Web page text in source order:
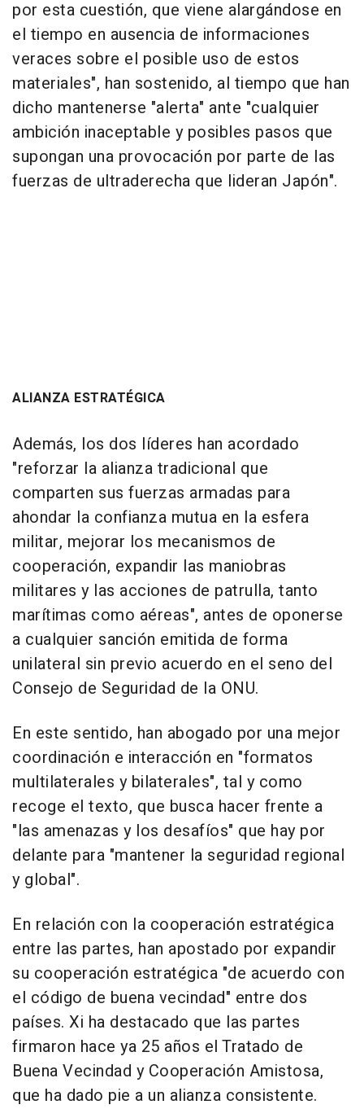
por esta cuestión, que viene alargándose en
el tiempo en ausencia de informaciones
veraces sobre el posible uso de estos
materiales", han sostenido, al tiempo que han
dicho mantenerse "alerta" ante "cualquier
ambición inaceptable y posibles pasos que
supongan una provocación por parte de las
fuerzas de ultraderecha que lideran Japón".
ALIANZA ESTRATÉGICA
Además, los dos líderes han acordado
"reforzar la alianza tradicional que
comparten sus fuerzas armadas para
ahondar la confianza mutua en la esfera
militar, mejorar los mecanismos de
cooperación, expandir las maniobras
militares y las acciones de patrulla, tanto
marítimas como aéreas", antes de oponerse
a cualquier sanción emitida de forma
unilateral sin previo acuerdo en el seno del
Consejo de Seguridad de la ONU.
En este sentido, han abogado por una mejor
coordinación e interacción en "formatos
multilaterales y bilaterales", tal y como
recoge el texto, que busca hacer frente a
"las amenazas y los desafíos" que hay por
delante para "mantener la seguridad regional
y global".
En relación con la cooperación estratégica
entre las partes, han apostado por expandir
su cooperación estratégica "de acuerdo con
el código de buena vecindad" entre dos
países. Xi ha destacado que las partes
firmaron hace ya 25 años el Tratado de
Buena Vecindad y Cooperación Amistosa,
que ha dado pie a un alianza consistente.